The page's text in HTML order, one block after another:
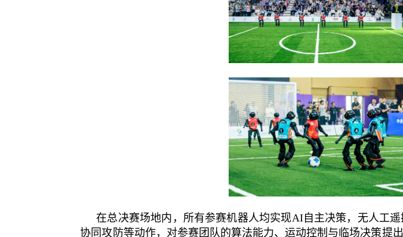
在总决赛场地内，所有参赛机器人均实现AI自主决策，无人工
协同攻防等动作，对参赛团队的算法能力、运动控制与临场决策提